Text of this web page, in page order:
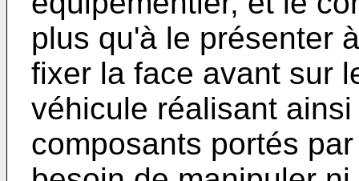
plus qu'à le présenter
fixer la face avant sur
véhicule réalisant
composants portés